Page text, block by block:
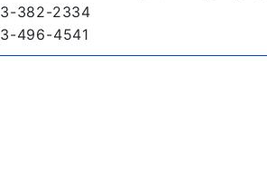
382-2334
496-4541